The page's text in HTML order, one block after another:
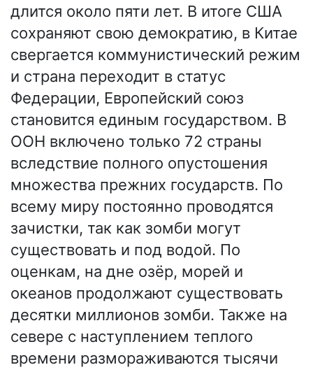
длится около пяти лет. В итоге США
сохраняют свою демократию, в Китае
свергается коммунистический режим
и страна переходит в статус
Федерации, Европейский союз
становится единым государством. В
ООН включено только 72 страны
вследствие полного опустошения
множества прежних государств. По
всему миру постоянно проводятся
зачистки, так как зомби могут
существовать и под водой. По
оценкам, на дне озёр, морей и
океанов продолжают существовать
десятки миллионов зомби. Также на
севере с наступлением теплого
времени размораживаются тысячи